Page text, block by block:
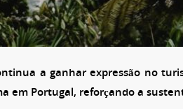
a ganhar expressão no
em Portugal, reforçando a